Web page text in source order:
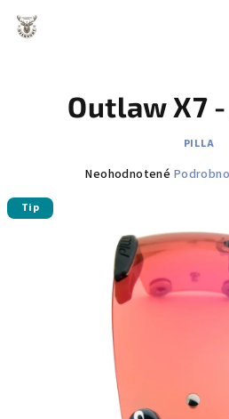
obsah
Outlaw X7 -
PILLA
Priemerné
hviezdičiek.
Neohodnotené
Tip